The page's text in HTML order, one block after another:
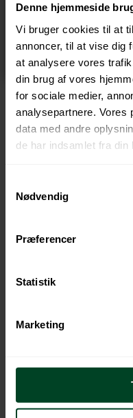
Denne hjemmeside
Vi bruger cookies til at
annoncer, til at vise dig
at analysere vores
din brug af vores
for sociale medier,
analysepartnere. Vores
data med andre
de har indsamlet fra din
Nødvendig
Præferencer
Statistik
Marketing
Retur-familien
ordninger, der
tekstilprodukter for
Emballageretur
Tekstilretur